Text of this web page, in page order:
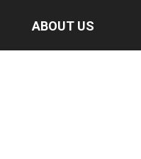
ABOUT US